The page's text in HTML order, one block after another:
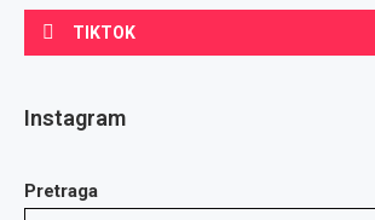
TIKTOK
Instagram
Pretraga